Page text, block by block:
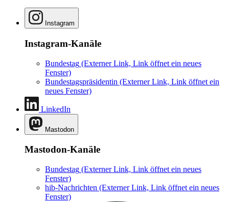
Instagram
Instagram-Kanäle
Bundestag (Externer Link, Link öffnet ein neues
Fenster)
Bundestagspräsidentin (Externer Link, Link öffnet ein
neues Fenster)
LinkedIn
Mastodon
Mastodon-Kanäle
Bundestag (Externer Link, Link öffnet ein neues
Fenster)
hib-Nachrichten (Externer Link, Link öffnet ein neues
Fenster)